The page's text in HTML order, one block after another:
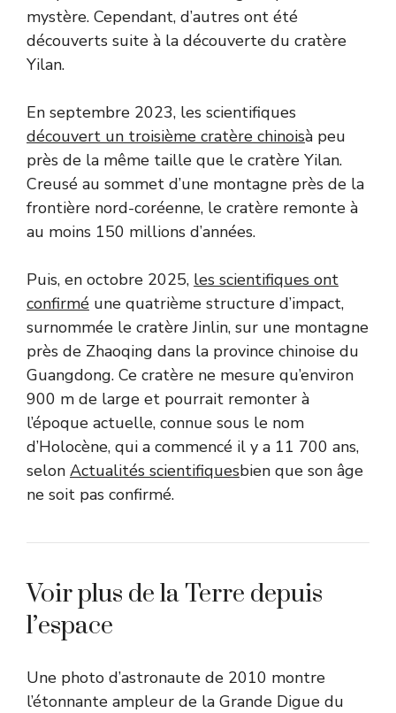
mystère. Cependant, d’autres ont été
découverts suite à la découverte du cratère
Yilan.
En septembre 2023, les scientifiques
découvert un troisième cratère chinoisà peu
près de la même taille que le cratère Yilan.
Creusé au sommet d’une montagne près de la
frontière nord-coréenne, le cratère remonte à
au moins 150 millions d’années.
Puis, en octobre 2025, les scientifiques ont
confirmé une quatrième structure d’impact,
surnommée le cratère Jinlin, sur une montagne
près de Zhaoqing dans la province chinoise du
Guangdong. Ce cratère ne mesure qu’environ
900 m de large et pourrait remonter à
l’époque actuelle, connue sous le nom
d’Holocène, qui a commencé il y a 11 700 ans,
selon Actualités scientifiquesbien que son âge
ne soit pas confirmé.
Voir plus de la Terre depuis
l’espace
Une photo d’astronaute de 2010 montre
l’étonnante ampleur de la Grande Digue du